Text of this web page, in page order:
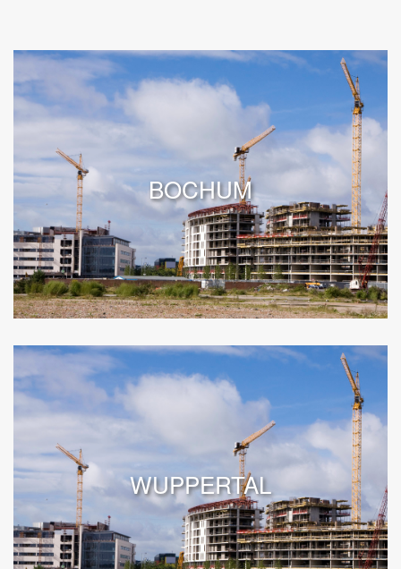
BOCHUM
WUPPERTAL